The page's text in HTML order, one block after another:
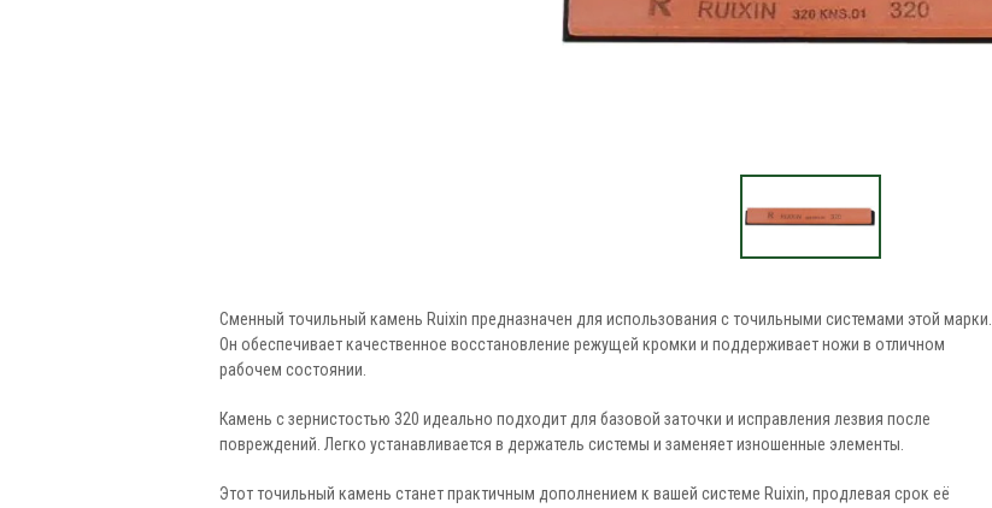
Сменный точильный камень Ruixin предназначен для использования с точильными системами этой марки.
Он обеспечивает качественное восстановление режущей кромки и поддерживает ножи в отличном
рабочем состоянии.
Камень с зернистостью 320 идеально подходит для базовой заточки и исправления лезвия после
повреждений. Легко устанавливается в держатель системы и заменяет изношенные элементы.
Этот точильный камень станет практичным дополнением к вашей системе Ruixin, продлевая срок её